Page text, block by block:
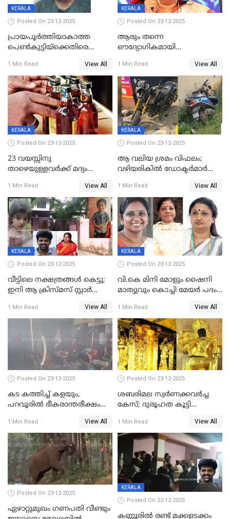
KERALA
Posted On 23-12-2025
പ്രായപൂർത്തിയാകാത്ത
പെൺകുട്ടിയ്ക്കെതിരെ
59 വർഷം തടവും 90,൦൦൦ രൂപ
പിഴയും ശിക്ഷ
1 Min Read View All
KERALA
Posted On 23-12-2025
ആരും തന്നെ
ഔദ്യോഗികമായി
കണ്ടെത്താൻ ഇന്ന് കോർ
കമ്മിറ്റി കൂടിയില്ല';
അതൃപ്തിയുമായി ദീപ്തി മേരി
വർഗീസ്
1 Min Read View All
KERALA
Posted On 23-12-2025
23 വയസ്സിനു
താഴെയുള്ളവർക്ക് മദ്യം
നടപടി;സ്ഥാപനങ്ങൾക്കെതിരെ
രണ്ട് കേസുകൾ
1 Min Read View All
KERALA
Posted On 23-12-2025
ആ വലിയ ശ്രമം വിഫലം;
വഴിയരികില്‍ ‌ഡോക്ടര്‍മാര്‍
മരണത്തിന് കീഴടങ്ങി
1 Min Read View All
KERALA
Posted On 23-12-2025
വീട്ടിലെ നക്ഷത്രങ്ങൾ കെട്ടു;
ഇനി ആ ക്രിസ്മസ് സ്റ്റാർ
വേണ്ടിയുള്ള
പിടിവലിക്കിടയിൽ
അപ്പൂപ്പനെതിരെ പോക്സോ
കേസ് ഒടുവിൽ 4 ജീവനുകൾ
പൊലിഞ്ഞു
1 Min Read View All
KERALA
Posted On 23-12-2025
വി.കെ മിനി മോളും ഷൈനി
മാത്യുവും കൊച്ചി മേയർ പദം
മേയറാകില്ല
1 Min Read View All
Posted On 23-12-2025
കട കത്തിച്ച് കളയും,
പറവൂരില്‍ ഭീകരാന്തരീക്ഷം
1 Min Read View All
Posted On 23-12-2025
ശബരിമല സ്വര്‍ണക്കവര്‍ച്ച
കേസ്; ദുരൂഹത കൂട്ടി
1 Min Read View All
Posted On 23-12-2025
ഏഴാറ്റുമുഖം ഗണപതി വീണ്ടും
KERALA
Posted On 22-12-2025
കണ്ണൂരിൽ രണ്ട് മക്കളടക്കം